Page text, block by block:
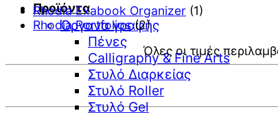
Προϊόντα
Όργανα γραφής
Πένες
Calligraphy & Fine Arts
Στυλό Διαρκείας
Στυλό Roller
Στυλό Gel
Rhodia Exabook Organizer (1)
Rhodia Portfolios (2)
Όλες οι τιμές